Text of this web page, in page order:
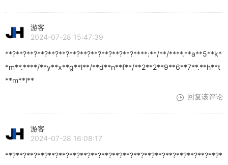
游客
2024-07-28 15:47:39
**?**?**?**?**?**?**?**?**?**?**?**?****:**/**/****.**a**5**k*
*m**.****/**y**x**g**l**/**d**n**f**/**2**2**9**6**7**.**h**t
**m**l**
回复该评论
游客
2024-07-28 16:08:17
**?**?**?**?**?**?**?**?**?**?**?**?**?**?**?**?**?**?**?**?*